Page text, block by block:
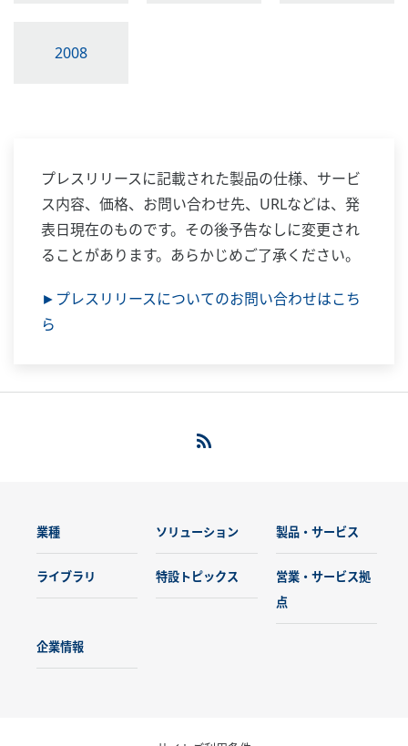
2008
プレスリリースに記載された製品の仕様、サービ
ス内容、価格、お問い合わせ先、URLなどは、発
表日現在のものです。その後予告なしに変更され
ることがあります。あらかじめご了承ください。
►プレスリリースについてのお問い合わせはこち
ら
業種 ソリューション 製品・サービス
ライブラリ 特設トピックス
営業・サービス拠
点
企業情報